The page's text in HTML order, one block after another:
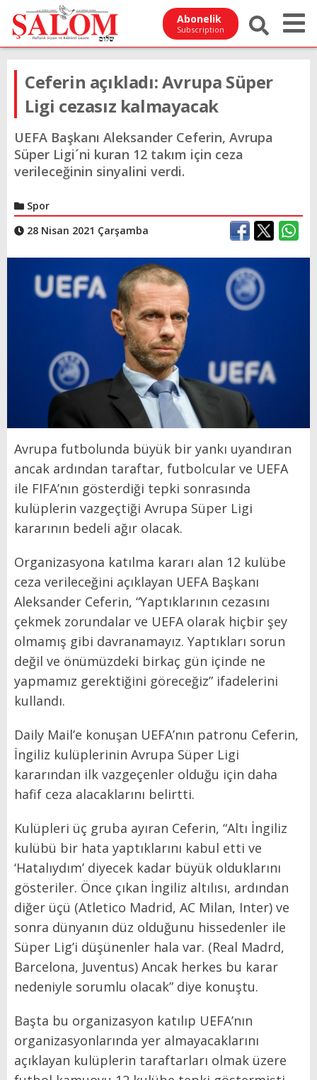
Abonelik
Subscription
Ceferin açıkladı: Avrupa Süper
Ligi cezasız kalmayacak
UEFA Başkanı Aleksander Ceferin, Avrupa
Süper Ligi´ni kuran 12 takım için ceza
verileceğinin sinyalini verdi.
Spor
28 Nisan 2021 Çarşamba
Avrupa futbolunda büyük bir yankı uyandıran
ancak ardından taraftar, futbolcular ve UEFA
ile FIFA’nın gösterdiği tepki sonrasında
kulüplerin vazgeçtiği Avrupa Süper Ligi
kararının bedeli ağır olacak.
Organizasyona katılma kararı alan 12 kulübe
ceza verileceğini açıklayan UEFA Başkanı
Aleksander Ceferin, “Yaptıklarının cezasını
çekmek zorundalar ve UEFA olarak hiçbir şey
olmamış gibi davranamayız. Yaptıkları sorun
değil ve önümüzdeki birkaç gün içinde ne
yapmamız gerektiğini göreceğiz” ifadelerini
kullandı.
Daily Mail’e konuşan UEFA’nın patronu Ceferin,
İngiliz kulüplerinin Avrupa Süper Ligi
kararından ilk vazgeçenler olduğu için daha
hafif ceza alacaklarını belirtti.
Kulüpleri üç gruba ayıran Ceferin, “Altı İngiliz
kulübü bir hata yaptıklarını kabul etti ve
‘Hatalıydım’ diyecek kadar büyük olduklarını
gösteriler. Önce çıkan İngiliz altılısı, ardından
diğer üçü (Atletico Madrid, AC Milan, Inter) ve
sonra dünyanın düz olduğunu hissedenler ile
Süper Lig’i düşünenler hala var. (Real Madrd,
Barcelona, Juventus) Ancak herkes bu karar
nedeniyle sorumlu olacak” diye konuştu.
Başta bu organizasyon katılıp UEFA’nın
organizasyonlarında yer almayacaklarını
açıklayan kulüplerin taraftarları olmak üzere